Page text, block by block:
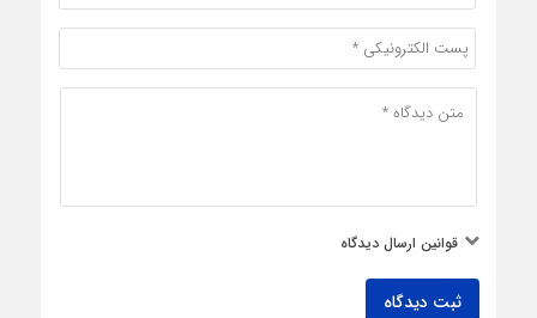
قوانین ارسال دیدگاه
ثبت دیدگاه